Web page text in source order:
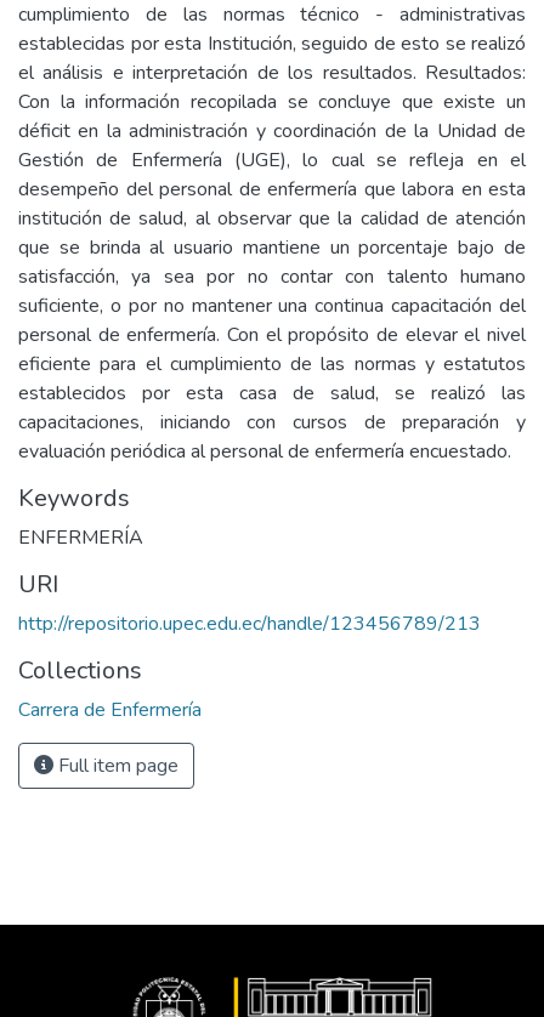
cumplimiento de las normas técnico - administrativas
establecidas por esta Institución, seguido de esto se realizó
el análisis e interpretación de los resultados. Resultados:
Con la información recopilada se concluye que existe un
déficit en la administración y coordinación de la Unidad de
Gestión de Enfermería (UGE), lo cual se refleja en el
desempeño del personal de enfermería que labora en esta
institución de salud, al observar que la calidad de atención
que se brinda al usuario mantiene un porcentaje bajo de
satisfacción, ya sea por no contar con talento humano
suficiente, o por no mantener una continua capacitación del
personal de enfermería. Con el propósito de elevar el nivel
eficiente para el cumplimiento de las normas y estatutos
establecidos por esta casa de salud, se realizó las
capacitaciones, iniciando con cursos de preparación y
evaluación periódica al personal de enfermería encuestado.
Keywords
ENFERMERÍA
URI
http://repositorio.upec.edu.ec/handle/123456789/213
Collections
Carrera de Enfermería
Full item page